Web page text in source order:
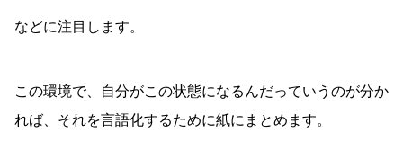
などに注目します。
この環境で、自分がこの状態になるんだっていうのが分か
れば、それを言語化するために紙にまとめます。